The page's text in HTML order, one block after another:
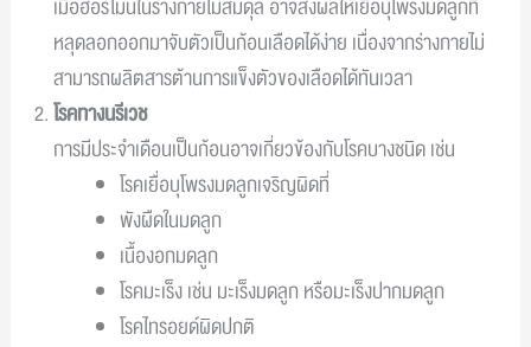
เมื่อฮอร์โมนในร่างกายไม่สมดุล อาจส่งผลให้เยื่อบุโพรงมดลูกที่
หลุดลอกออกมาจับตัวเป็นก้อนเลือดได้ง่าย เนื่องจากร่างกายไม่
สามารถผลิตสารต้านการแข็งตัวของเลือดได้ทันเวลา
โรคทางนรีเวช
การมีประจำเดือนเป็นก้อนอาจเกี่ยวข้องกับโรคบางชนิด เช่น
โรคเยื่อบุโพรงมดลูกเจริญผิดที่
พังผืดในมดลูก
เนื้องอกมดลูก
โรคมะเร็ง เช่น มะเร็งมดลูก หรือมะเร็งปากมดลูก
โรคไทรอยด์ผิดปกติ